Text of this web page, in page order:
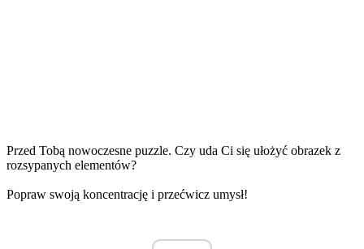
Przed Tobą nowoczesne puzzle. Czy uda Ci się ułożyć obrazek z
rozsypanych elementów?
Popraw swoją koncentrację i przećwicz umysł!